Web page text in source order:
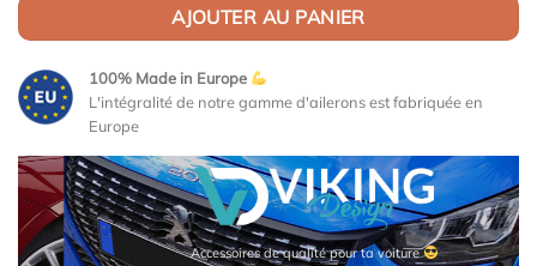
AJOUTER AU PANIER
100% Made in Europe
L'intégralité de notre gamme d'ailerons est fabriquée en
Europe
Accessoires de qualité pour ta voiture